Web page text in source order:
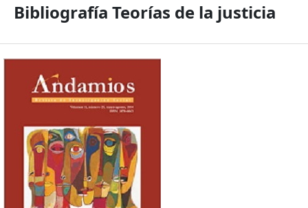
Bibliografía Teorías de la justicia